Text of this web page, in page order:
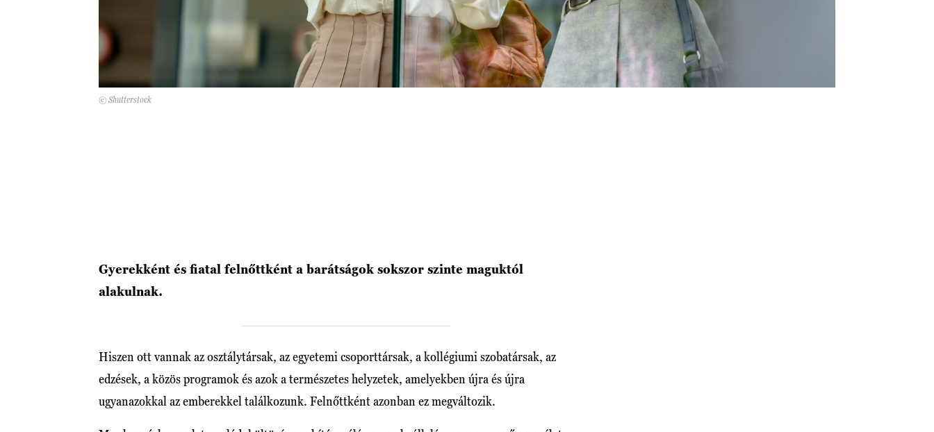
© Shutterstock
Gyerekként és fiatal felnőttként a barátságok sokszor szinte maguktól
alakulnak.
Hiszen ott vannak az osztálytársak, az egyetemi csoporttársak, a kollégiumi szobatársak, az
edzések, a közös programok és azok a természetes helyzetek, amelyekben újra és újra
ugyanazokkal az emberekkel találkozunk. Felnőttként azonban ez megváltozik.